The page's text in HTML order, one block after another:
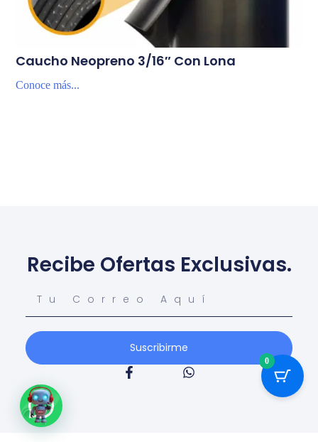
Caucho Neopreno 3/16″ Con Lona
Conoce más...
Recibe Ofertas Exclusivas.
Suscribirme
0